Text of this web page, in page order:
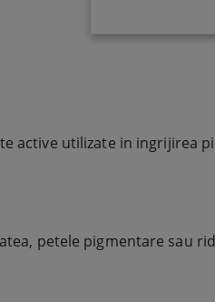
utilizate in ingrijirea
petele pigmentare sau